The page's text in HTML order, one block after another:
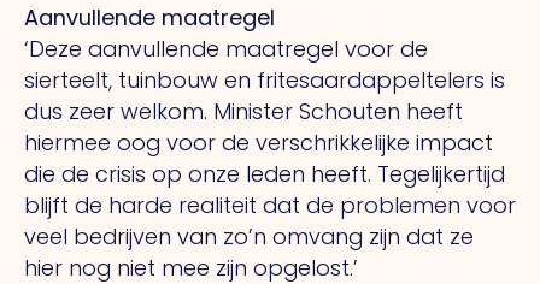
Aanvullende maatregel
‘Deze aanvullende maatregel voor de
sierteelt, tuinbouw en fritesaardappeltelers is
dus zeer welkom. Minister Schouten heeft
hiermee oog voor de verschrikkelijke impact
die de crisis op onze leden heeft. Tegelijkertijd
blijft de harde realiteit dat de problemen voor
veel bedrijven van zo’n omvang zijn dat ze
hier nog niet mee zijn opgelost.’